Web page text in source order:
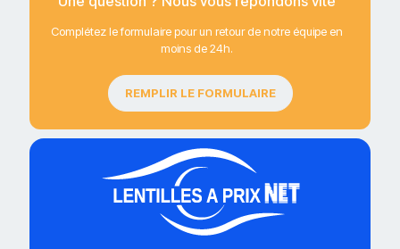
Complétez le formulaire pour un retour de notre équipe en
moins de 24h.
REMPLIR LE FORMULAIRE